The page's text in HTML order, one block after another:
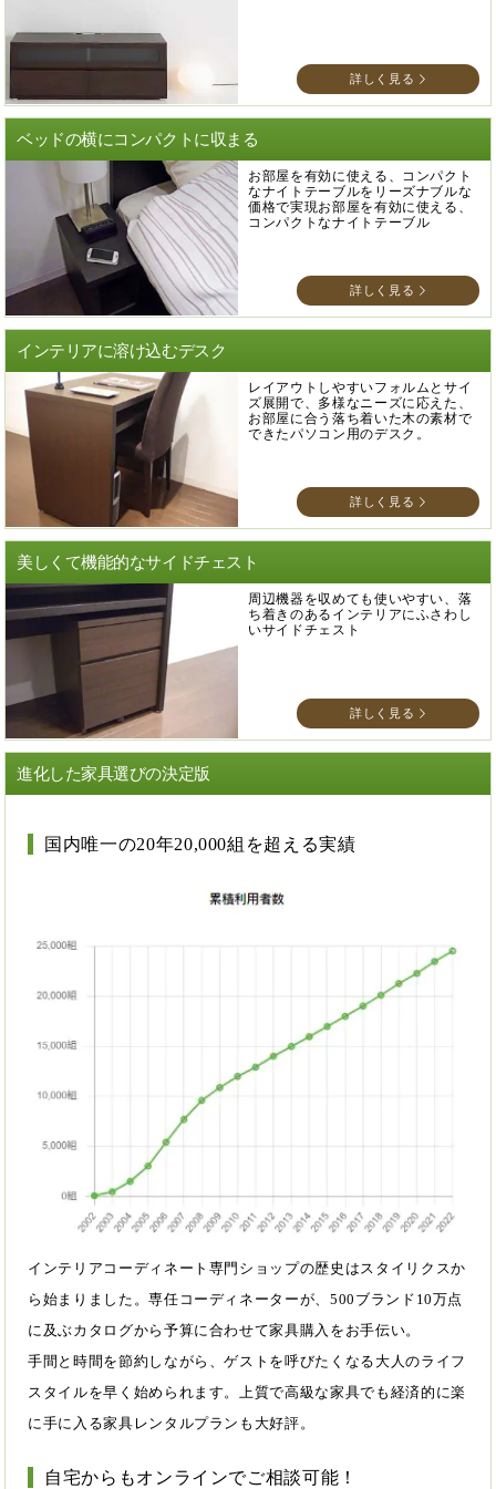
詳しく見る
ベッドの横にコンパクトに収まる
お部屋を有効に使える、コンパクト
なナイトテーブルをリーズナブルな
価格で実現お部屋を有効に使える、
コンパクトなナイトテーブル
詳しく見る
インテリアに溶け込むデスク
レイアウトしやすいフォルムとサイ
ズ展開で、多様なニーズに応えた、
お部屋に合う落ち着いた木の素材で
できたパソコン用のデスク。
詳しく見る
美しくて機能的なサイドチェスト
周辺機器を収めても使いやすい、落
ち着きのあるインテリアにふさわし
いサイドチェスト
詳しく見る
進化した家具選びの決定版
国内唯一の20年20,000組を超える実績
インテリアコーディネート専門ショップの歴史はスタイリクスか
ら始まりました。専任コーディネーターが、500ブランド10万点
に及ぶカタログから予算に合わせて家具購入をお手伝い。
手間と時間を節約しながら、ゲストを呼びたくなる大人のライフ
スタイルを早く始められます。上質で高級な家具でも経済的に楽
に手に入る家具レンタルプランも大好評。
自宅からもオンラインでご相談可能！